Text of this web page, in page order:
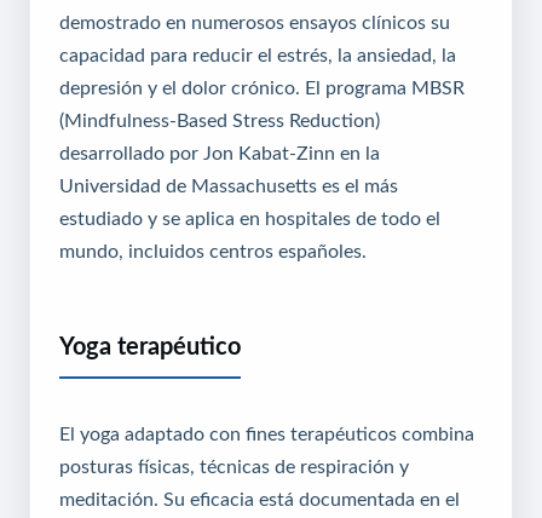
demostrado en numerosos ensayos clínicos su
capacidad para reducir el estrés, la ansiedad, la
depresión y el dolor crónico. El programa MBSR
(Mindfulness-Based Stress Reduction)
desarrollado por Jon Kabat-Zinn en la
Universidad de Massachusetts es el más
estudiado y se aplica en hospitales de todo el
mundo, incluidos centros españoles.
Yoga terapéutico
El yoga adaptado con fines terapéuticos combina
posturas físicas, técnicas de respiración y
meditación. Su eficacia está documentada en el